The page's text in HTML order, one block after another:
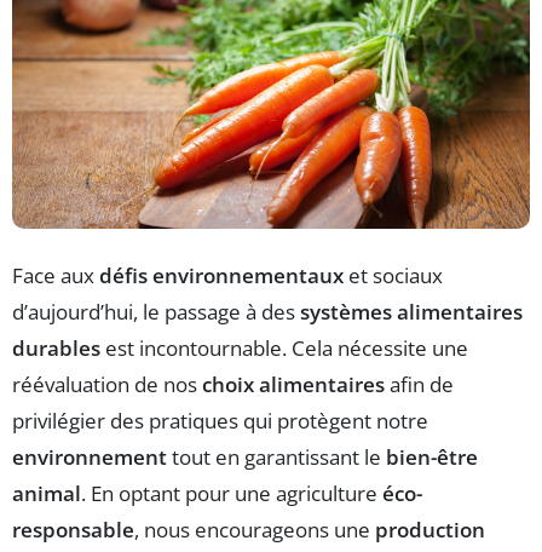
Face auxdéfis environnementaux et sociaux
d’aujourd’hui, le passage à dessystèmes alimentaires
durables est incontournable. Cela nécessite une
réévaluation de noschoix alimentairesafin de
privilégier des pratiques qui protègent notre
environnementtout en garantissant le bien-être
animal. En optant pour une agriculture éco-
responsable, nous encourageons une production